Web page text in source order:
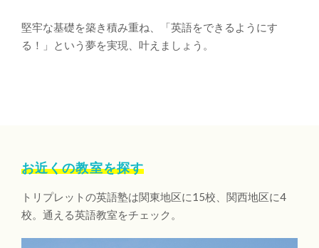
堅牢な基礎を築き積み重ね、「英語をできるようにす
る！」という夢を実現、叶えましょう。
お近くの教室を探す
トリプレットの英語塾は関東地区に15校、関西地区に4
校。通える英語教室をチェック。